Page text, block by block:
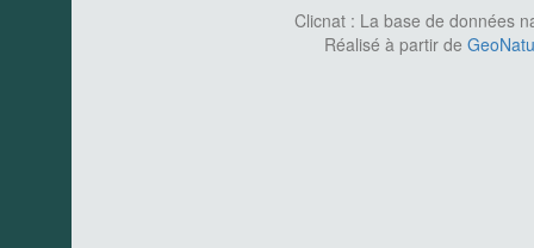
Clicnat : La base de données
Réalisé à partir de